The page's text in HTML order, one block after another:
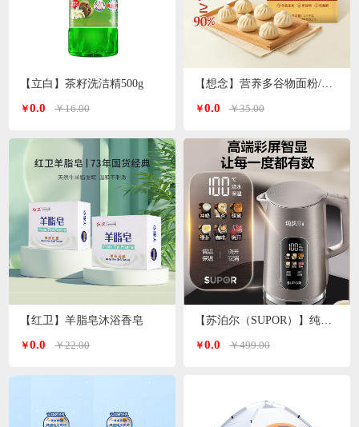
【立白】茶籽洗洁精500g
￥0.0 ￥16.00
【红卫】羊脂皂沐浴香皂
￥0.0 ￥22.00
￥0.0 ￥35.00
￥0.0 ￥499.00